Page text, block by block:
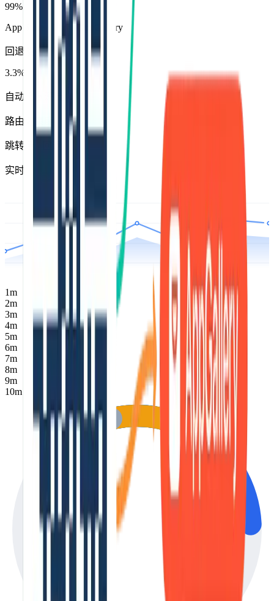
99%
App Store · Play · AppGallery
回退覆盖率
3.3%
自动修复深链异常
路由健康度
跳转量 · 回退处理
实时
1m
2m
3m
4m
5m
6m
7m
8m
9m
10m